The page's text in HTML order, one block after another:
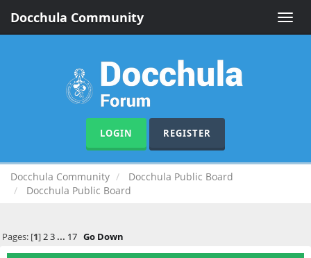
Toggle
Docchula Community
LOGIN REGISTER
Docchula Community
Docchula Public Board
Docchula Public Board
Pages: [1]2 3 ... 17 Go Down